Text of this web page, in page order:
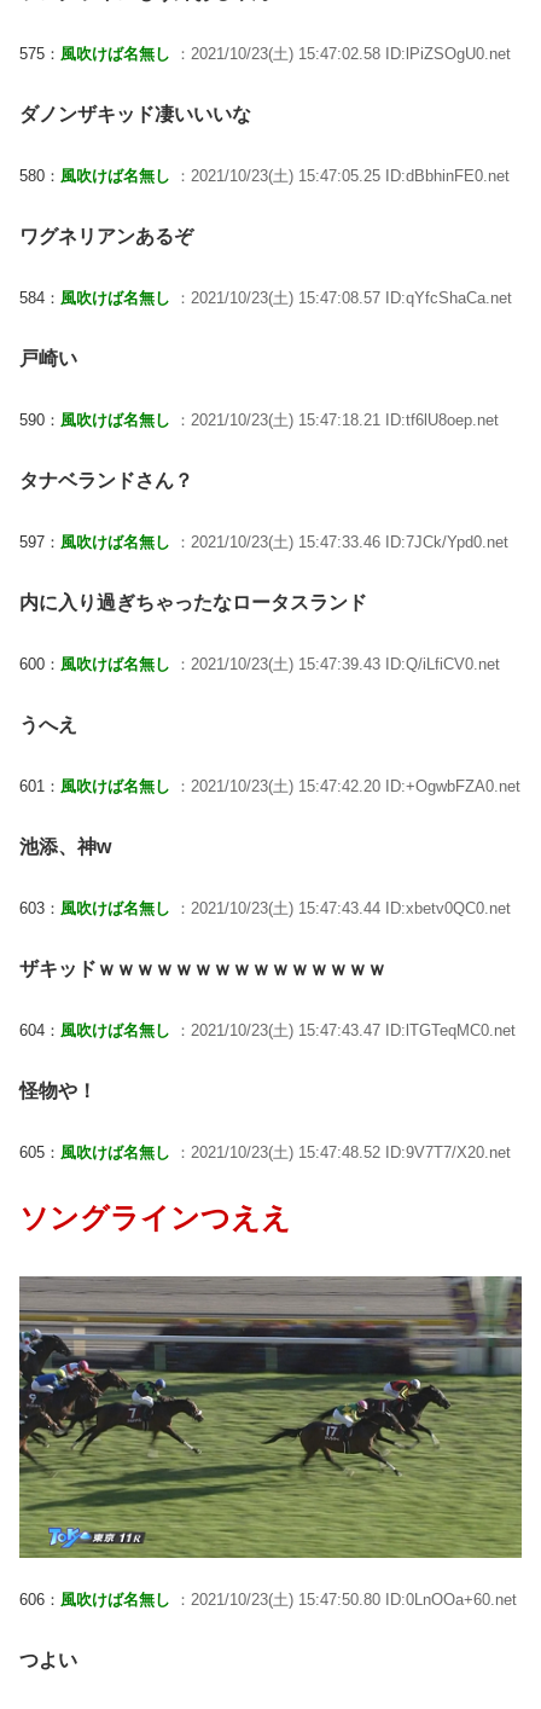
575： 風吹けば名無し ：2021/10/23(土) 15:47:02.58 ID:lPiZSOgU0.net
ダノンザキッド凄いいいな
580： 風吹けば名無し ：2021/10/23(土) 15:47:05.25 ID:dBbhinFE0.net
ワグネリアンあるぞ
584： 風吹けば名無し ：2021/10/23(土) 15:47:08.57 ID:qYfcShaCa.net
戸崎い
590： 風吹けば名無し ：2021/10/23(土) 15:47:18.21 ID:tf6lU8oep.net
タナベランドさん？
597： 風吹けば名無し ：2021/10/23(土) 15:47:33.46 ID:7JCk/Ypd0.net
内に入り過ぎちゃったなロータスランド
600： 風吹けば名無し ：2021/10/23(土) 15:47:39.43 ID:Q/iLfiCV0.net
うへえ
601： 風吹けば名無し ：2021/10/23(土) 15:47:42.20 ID:+OgwbFZA0.net
池添、神w
603： 風吹けば名無し ：2021/10/23(土) 15:47:43.44 ID:xbetv0QC0.net
ザキッドｗｗｗｗｗｗｗｗｗｗｗｗｗｗｗ
604： 風吹けば名無し ：2021/10/23(土) 15:47:43.47 ID:lTGTeqMC0.net
怪物や！
605： 風吹けば名無し ：2021/10/23(土) 15:47:48.52 ID:9V7T7/X20.net
ソングラインつええ
606： 風吹けば名無し ：2021/10/23(土) 15:47:50.80 ID:0LnOOa+60.net
つよい